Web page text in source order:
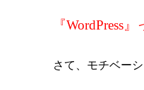
『WordPress
さて、モチベー